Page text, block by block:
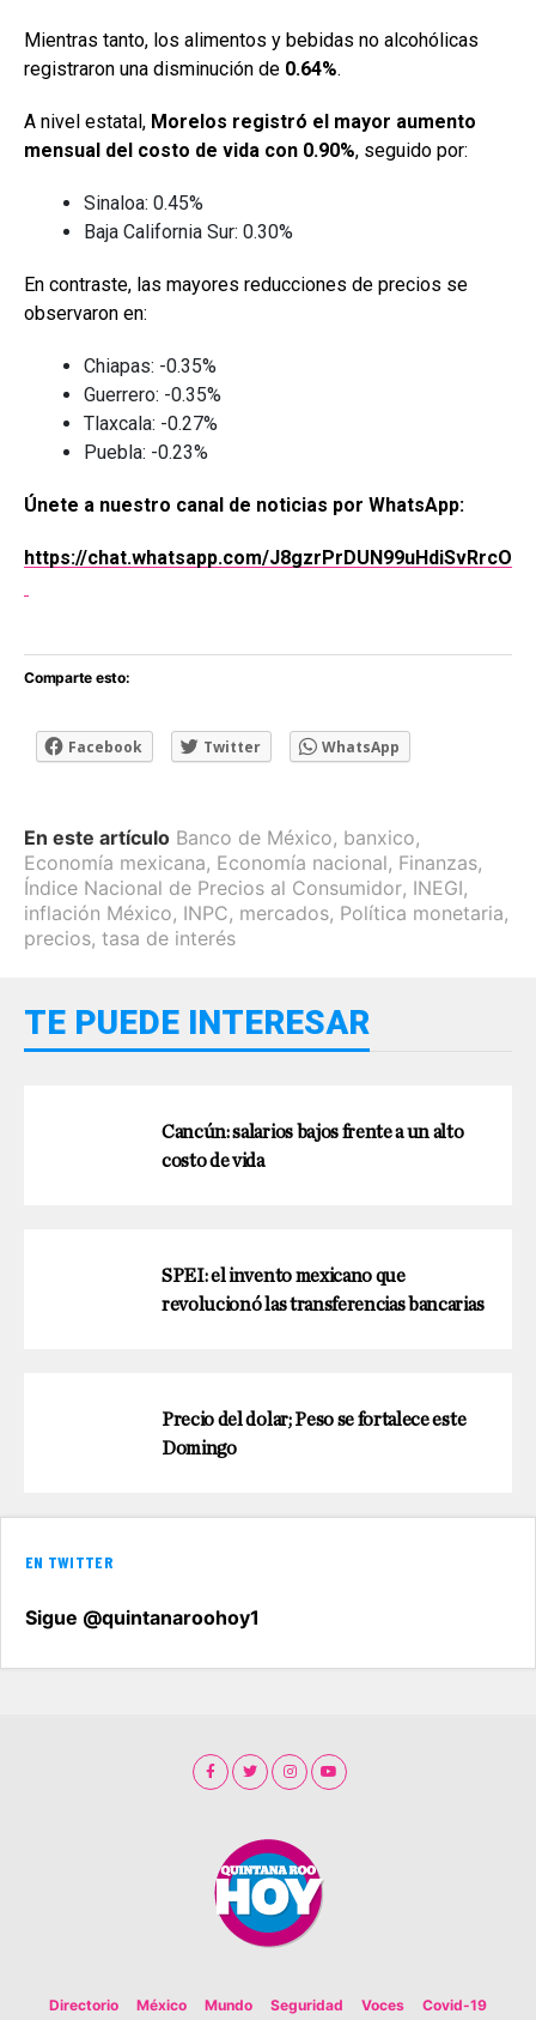
Mientras tanto, los alimentos y bebidas no alcohólicas
registraron una disminución de 0.64%.
A nivel estatal, Morelos registró el mayor aumento
mensual del costo de vida con 0.90%, seguido por:
Sinaloa: 0.45%
Baja California Sur: 0.30%
En contraste, las mayores reducciones de precios se
observaron en:
Chiapas: -0.35%
Guerrero: -0.35%
Tlaxcala: -0.27%
Puebla: -0.23%
Únete a nuestro canal de noticias por WhatsApp:
https://chat.whatsapp.com/J8gzrPrDUN99uHdiSvRrcO
Comparte esto:
Facebook Twitter WhatsApp
En este artículo Banco de México, banxico,
Economía mexicana, Economía nacional, Finanzas,
Índice Nacional de Precios al Consumidor, INEGI,
inflación México, INPC, mercados, Política monetaria,
precios, tasa de interés
TE PUEDE INTERESAR
Cancún: salarios bajos frente a un alto
costo de vida
SPEI: el invento mexicano que
revolucionó las transferencias bancarias
Precio del dolar; Peso se fortalece este
Domingo
EN TWITTER
Sigue @quintanaroohoy1
Directorio México Mundo Seguridad Voces Covid-19